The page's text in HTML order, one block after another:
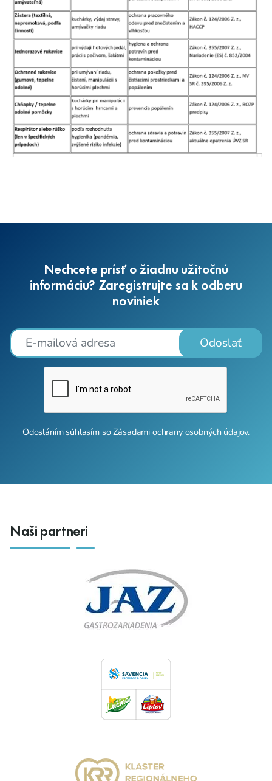
Nechcete prísť o žiadnu užitočnú
informáciu? Zaregistrujte sa k odberu
noviniek
Odoslať
Odosláním súhlasím soZásadami ochrany osobných údajov.
Naši partneri